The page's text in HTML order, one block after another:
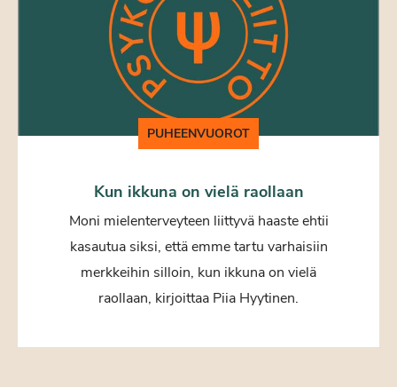
PUHEENVUOROT
Kun ikkuna on vielä raollaan
Moni mielenterveyteen liittyvä haaste ehtii
kasautua siksi, että emme tartu varhaisiin
merkkeihin silloin, kun ikkuna on vielä
raollaan, kirjoittaa Piia Hyytinen.